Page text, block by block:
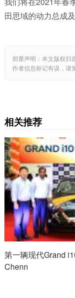
田思域的动力总成及
郑重声明：本文版权归
作者信息标记有误，请
相关推荐
第一辆现代Grand
Chenn